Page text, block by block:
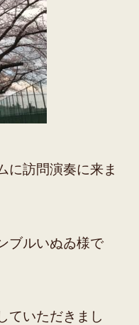
に訪問演奏に来ま
ブルいぬゐ様で
ていただきまし